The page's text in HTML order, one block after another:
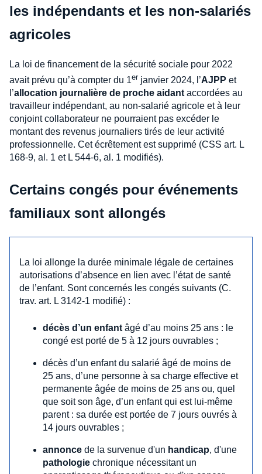
les indépendants et les non-salariés
agricoles
La loi de financement de la sécurité sociale pour 2022
avait prévu qu’à compter du 1er janvier 2024, l’AJPP et
l’allocation journalière de proche aidant accordées au
travailleur indépendant, au non-salarié agricole et à leur
conjoint collaborateur ne pourraient pas excéder le
montant des revenus journaliers tirés de leur activité
professionnelle. Cet écrêtement est supprimé (CSS art. L
168-9, al. 1 et L 544-6, al. 1 modifiés).
Certains congés pour événements
familiaux sont allongés
La loi allonge la durée minimale légale de certaines
autorisations d’absence en lien avec l’état de santé
de l’enfant. Sont concernés les congés suivants (C.
trav. art. L 3142-1 modifié) :
décès d’un enfant âgé d’au moins 25 ans : le
congé est porté de 5 à 12 jours ouvrables ;
décès d’un enfant du salarié âgé de moins de
25 ans, d’une personne à sa charge effective et
permanente âgée de moins de 25 ans ou, quel
que soit son âge, d’un enfant qui est lui-même
parent : sa durée est portée de 7 jours ouvrés à
14 jours ouvrables ;
annonce de la survenue d'un handicap, d'une
pathologie chronique nécessitant un